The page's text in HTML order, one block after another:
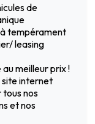
de
tempérament
leasing
meilleur prix !
internet
nos
et nos